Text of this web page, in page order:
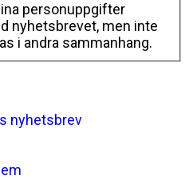
personuppgifter
nyhetsbrevet, men inte
i andra sammanhang.
nyhetsbrev